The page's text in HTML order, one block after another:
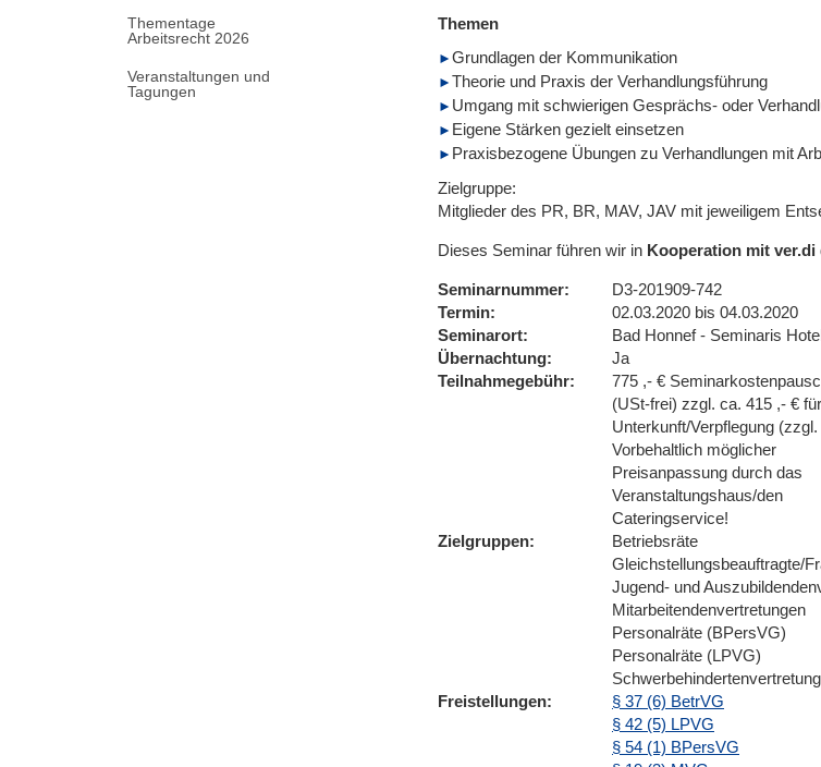
Thementage
Arbeitsrecht 2026
Veranstaltungen und
Tagungen
Themen
Grundlagen der Kommunikation
Theorie und Praxis der Verhandlungsführung
Umgang mit schwierigen Gesprächs- oder
Eigene Stärken gezielt einsetzen
Praxisbezogene Übungen zu Verhandlungen mit
Zielgruppe:
Mitglieder des PR, BR, MAV, JAV mit jeweiligem
Dieses Seminar führen wir in Kooperation mit ver.di
Seminarnummer
D3-201909-742
Termin
02.03.2020 bis 04.03.2020
Seminarort
Bad Honnef - Seminaris
Übernachtung
Ja
Teilnahmegebühr
775 ,- €
(USt-frei) zzgl. ca. 415 ,- € für
Unterkunft/Verpflegung
Vorbehaltlich möglicher
Preisanpassung durch das
Veranstaltungshaus/den
Cateringservice!
Zielgruppen
Betriebsräte
Gleichstellungsbeauftragte/
Jugend- und
Mitarbeitendenvertretungen
Personalräte (BPersVG)
Personalräte (LPVG)
Freistellungen
§ 37 (6) BetrVG
§ 42 (5) LPVG
§ 54 (1) BPersVG